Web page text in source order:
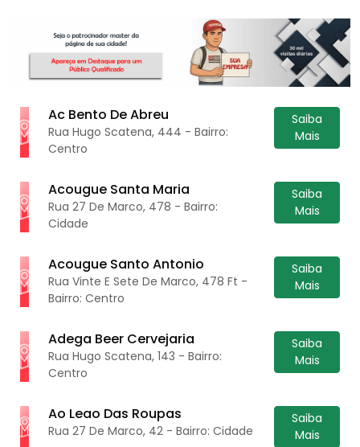
Ac Bento De Abreu
Rua Hugo Scatena, 444 - Bairro:
Centro
Saiba
Mais
Acougue Santa Maria
Rua 27 De Marco, 478 - Bairro:
Cidade
Saiba
Mais
Acougue Santo Antonio
Rua Vinte E Sete De Marco, 478 Ft -
Bairro: Centro
Saiba
Mais
Adega Beer Cervejaria
Rua Hugo Scatena, 143 - Bairro:
Centro
Saiba
Mais
Ao Leao Das Roupas
Rua 27 De Marco, 42 - Bairro: Cidade
Saiba
Mais